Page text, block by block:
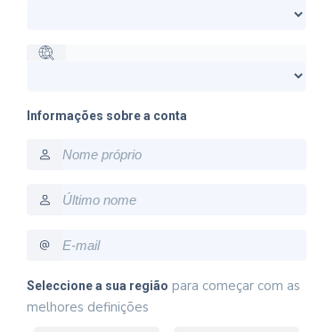
Informações sobre a conta
firstname
lastname
email
Seleccione a sua região para começar com as
melhores definições